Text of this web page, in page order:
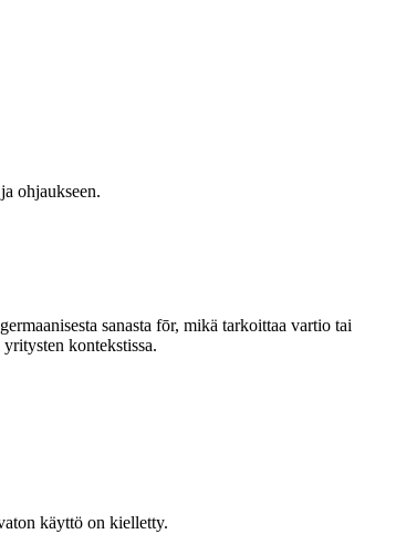
ohjaukseen.
sanasta fōr, mikä tarkoittaa vartio tai
kontekstissa.
käyttö on kielletty.